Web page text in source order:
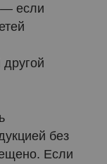
— если
без
Если